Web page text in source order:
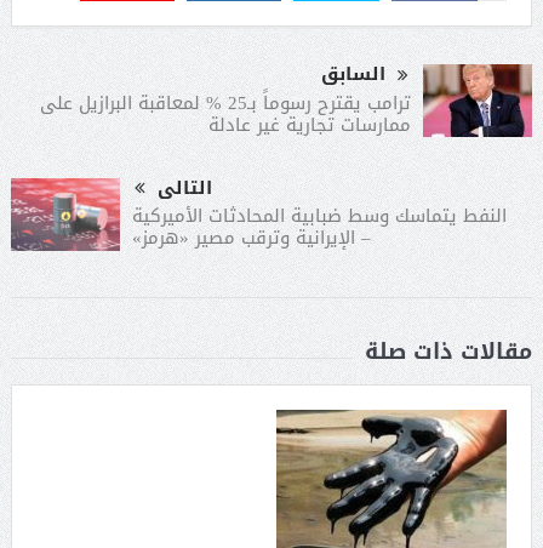
السابق
ترامب يقترح رسوماً بـ25 % لمعاقبة البرازيل على
ممارسات تجارية غير عادلة
التالى
النفط يتماسك وسط ضبابية المحادثات الأميركية
– الإيرانية وترقب مصير «هرمز»
مقالات ذات صلة